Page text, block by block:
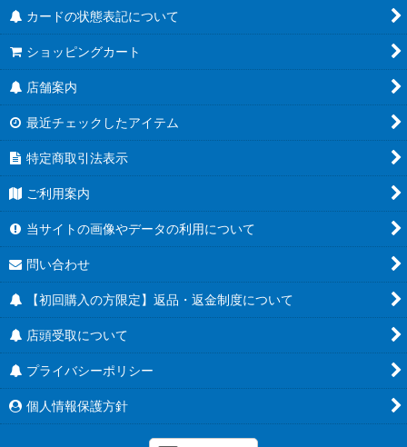
カードの状態表記について
ショッピングカート
店舗案内
最近チェックしたアイテム
特定商取引法表示
ご利用案内
当サイトの画像やデータの利用について
問い合わせ
【初回購入の方限定】返品・返金制度について
店頭受取について
プライバシーポリシー
個人情報保護方針